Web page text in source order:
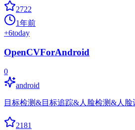
2722
1年前
+6today
OpenCVForAndroid
0
android
目标检测&目标追踪&人脸检测&人脸
2181